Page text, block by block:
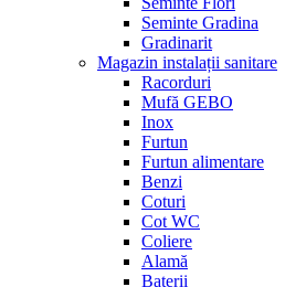
Seminte Gradina
Gradinarit
Magazin instalații sanitare
Racorduri
Mufă GEBO
Inox
Furtun
Furtun alimentare
Benzi
Coturi
Cot WC
Coliere
Alamă
Baterii